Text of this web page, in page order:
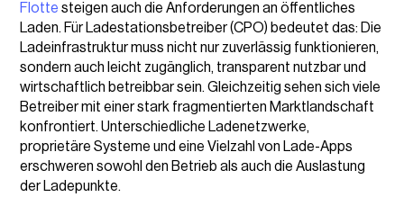
Flotte steigen auch die Anforderungen an öffentliches
Laden. Für Ladestationsbetreiber (CPO) bedeutet das: Die
Ladeinfrastruktur muss nicht nur zuverlässig funktionieren,
sondern auch leicht zugänglich, transparent nutzbar und
wirtschaftlich betreibbar sein. Gleichzeitig sehen sich viele
Betreiber mit einer stark fragmentierten Marktlandschaft
konfrontiert. Unterschiedliche Ladenetzwerke,
proprietäre Systeme und eine Vielzahl von Lade-Apps
erschweren sowohl den Betrieb als auch die Auslastung
der Ladepunkte.